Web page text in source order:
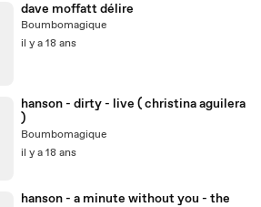
dave moffatt délire
Boumbomagique
il y a 18 ans
hanson - dirty - live ( christina aguilera
)
Boumbomagique
il y a 18 ans
hanson - a minute without you - the